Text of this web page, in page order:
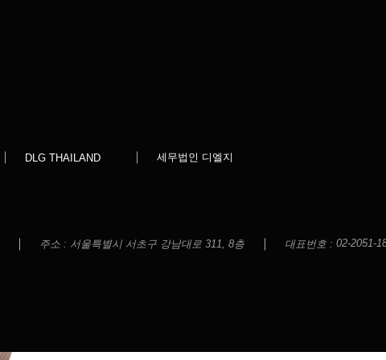
DLG THAILAND 세무법인 디엘지
주소 : 서울특별시 서초구 강남대로 311, 8층 대표번호 : 02-2051-